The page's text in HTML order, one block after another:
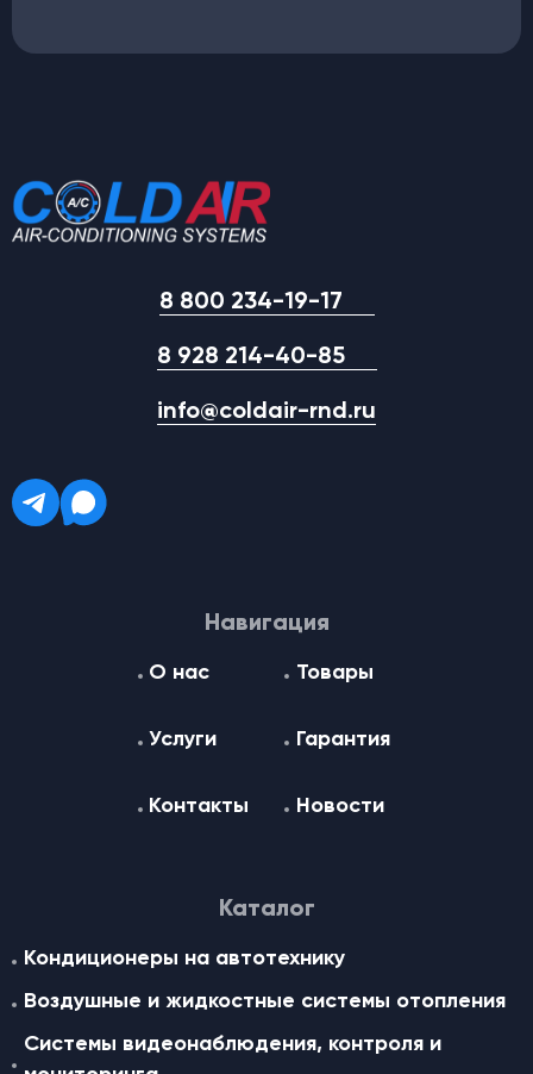
8 800 234-19-17
8 928 214-40-85
info@coldair-rnd.ru
Навигация
О нас Товары
Услуги Гарантия
Контакты Новости
Каталог
Кондиционеры на автотехнику
Воздушные и жидкостные cистемы отопления
Системы видеонаблюдения, контроля и